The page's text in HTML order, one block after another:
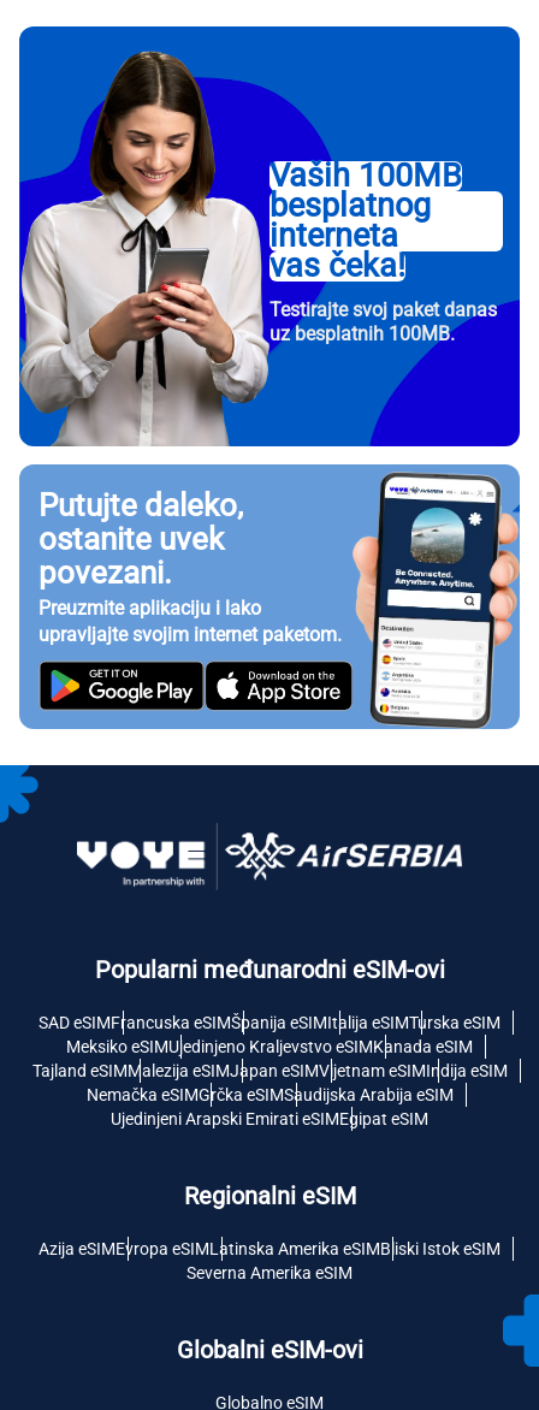
Vaših 100MB
besplatnog
interneta
vas čeka!
Testirajte svoj paket danas
uz besplatnih 100MB.
Putujte daleko,
ostanite uvek
povezani.
Preuzmite aplikaciju i lako
upravljajte svojim internet paketom.
Popularni međunarodni eSIM-ovi
SAD eSIMFrancuska eSIMŠpanija eSIMItalija eSIMTurska eSIM
Meksiko eSIMUjedinjeno Kraljevstvo eSIMKanada eSIM
Tajland eSIMMalezija eSIMJapan eSIMVijetnam eSIMIndija eSIM
Nemačka eSIMGrčka eSIMSaudijska Arabija eSIM
Ujedinjeni Arapski Emirati eSIMEgipat eSIM
Regionalni eSIM
Azija eSIMEvropa eSIMLatinska Amerika eSIMBliski Istok eSIM
Severna Amerika eSIM
Globalni eSIM-ovi
Globalno eSIM